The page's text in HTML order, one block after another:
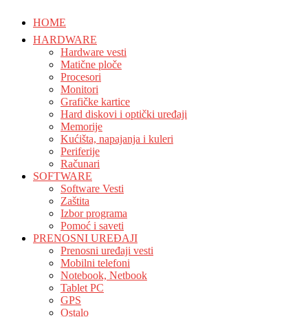
HOME
HARDWARE
Hardware vesti
Matične ploče
Procesori
Monitori
Grafičke kartice
Hard diskovi i optički uređaji
Memorije
Kućišta, napajanja i kuleri
Periferije
Računari
SOFTWARE
Software Vesti
Zaštita
Izbor programa
Pomoć i saveti
PRENOSNI UREĐAJI
Prenosni uređaji vesti
Mobilni telefoni
Notebook, Netbook
Tablet PC
GPS
Ostalo